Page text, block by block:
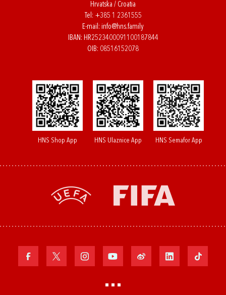
Hrvatska / Croatia
Tel: +385 1 2361555
E-mail: info@hns.family
IBAN: HR2523400091100187844
OIB: 08516152078
HNS Shop App HNS Ulaznice App HNS Semafor App